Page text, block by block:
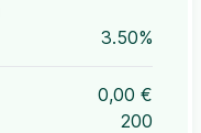
3.50%
0,00 €
200